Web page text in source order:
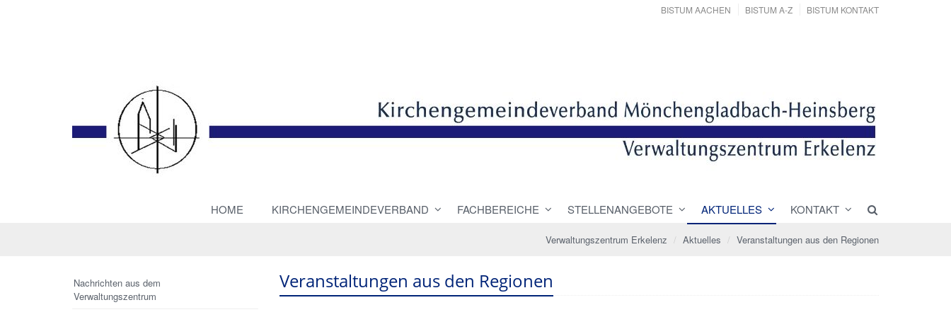
BISTUM AACHEN BISTUM A-Z BISTUM KONTAKT
HOME KIRCHENGEMEINDEVERBAND FACHBEREICHE STELLENANGEBOTE AKTUELLES KONTAKT
Verwaltungszentrum Erkelenz Aktuelles Veranstaltungen aus den Regionen
Veranstaltungen aus den Regionen
Nachrichten aus dem
Verwaltungszentrum